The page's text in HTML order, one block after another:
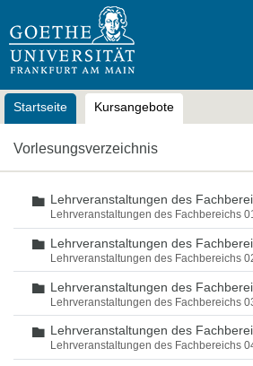
Startseite Kursangebote
Vorlesungsverzeichnis
Ordner
Lehrveranstaltungen des
Lehrveranstaltungen des Fachbereichs
Ordner
Lehrveranstaltungen des
Lehrveranstaltungen des Fachbereichs
Ordner
Lehrveranstaltungen des
Lehrveranstaltungen des Fachbereichs
Ordner
Lehrveranstaltungen des
Lehrveranstaltungen des Fachbereichs